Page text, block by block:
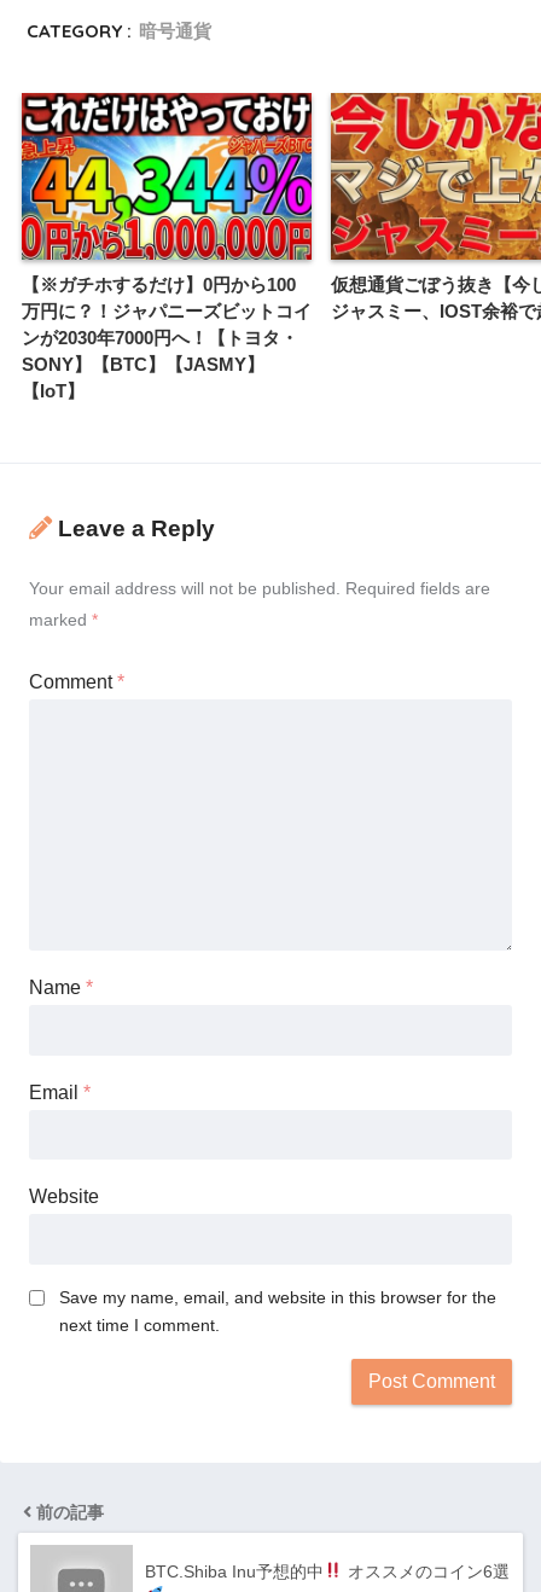
CATEGORY : 暗号通貨
【※ガチホするだけ】0円から100
万円に？！ジャパニーズビットコイ
ンが2030年7000円へ！【トヨタ・
SONY】【BTC】【JASMY】
【IoT】
仮想通貨ごぼう抜き【今
ジャスミー、IOST余裕で
Leave a Reply
Your email address will not be published.
Required fields are
marked *
Comment*
Name *
Email *
Website
Save my name, email, and website in this browser for the
next time I comment.
前の記事
BTC.Shiba Inu予想的中 オススメのコイン6選